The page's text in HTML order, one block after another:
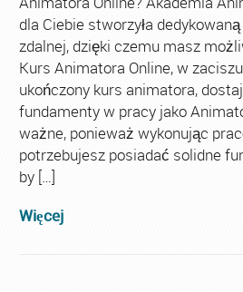
dla Ciebie stworzyła
zdalnej, dzięki czemu masz
Kurs Animatora Online, w
ukończony kurs animatora,
fundamenty w pracy jako
ważne, ponieważ wykonując
potrzebujesz posiadać solidne
by […]
Więcej